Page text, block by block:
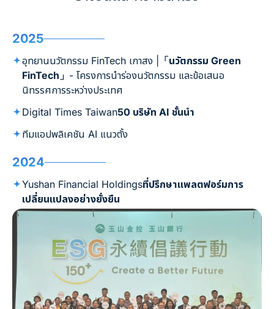
2025
อุทยานนวัตกรรม FinTech เกาสง |
「นวัตกรรม Green
FinTech」 - โครงการนำร่องนวัตกรรม และข้อเสนอ
นิทรรศการระหว่างประเทศ
Digital Times Taiwan50 บริษัท AI ชั้นนำ
ทีมแอปพลิเคชัน AI แนวตั้ง
2024
Yushan Financial Holdingsที่ปรึกษาแพลตฟอร์มการ
เปลี่ยนแปลงอย่างยั่งยืน